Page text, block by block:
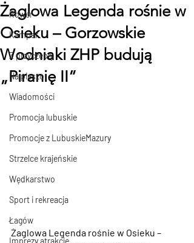
Rower
Kamper
Z przyczepą
Na pieszo
Wiadomości
Promocja lubuskie
Promocje z LubuskieMazury
Strzelce krajeńskie
Wędkarstwo
Sport i rekreacja
Łagów
Imprezy atrakcje
Żaglowa Legenda rośnie w
Osieku – Gorzowskie
Wodniaki ZHP budują
„Piranię II”
Żaglowa Legenda rośnie w Osieku –